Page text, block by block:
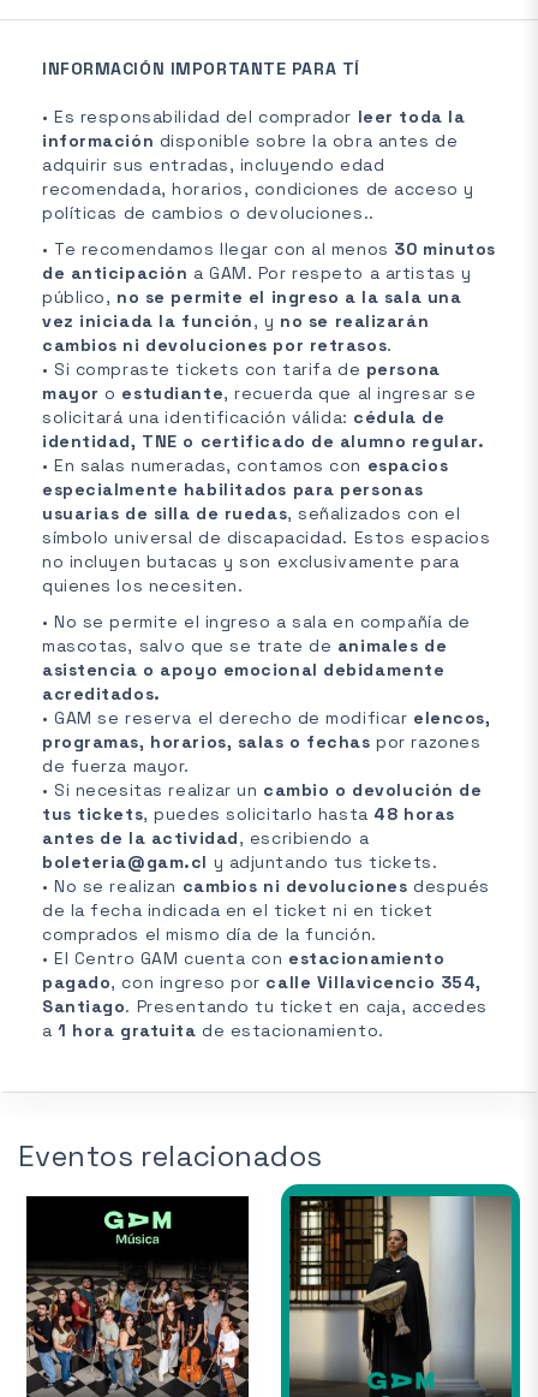
INFORMACIÓN IMPORTANTE PARA TÍ
• Es responsabilidad del comprador leer toda la
información disponible sobre la obra antes de
adquirir sus entradas, incluyendo edad
recomendada, horarios, condiciones de acceso y
políticas de cambios o devoluciones..
• Te recomendamos llegar con al menos 30 minutos
de anticipación a GAM. Por respeto a artistas y
público, no se permite el ingreso a la sala una
vez iniciada la función, y no se realizarán
cambios ni devoluciones por retrasos.
• Si compraste tickets con tarifa de persona
mayoro estudiante, recuerda que al ingresar se
solicitará una identificación válida: cédula de
identidad, TNE o certificado de alumno regular.
• En salas numeradas, contamos con espacios
especialmente habilitados para personas
usuarias de silla de ruedas, señalizados con el
símbolo universal de discapacidad. Estos espacios
no incluyen butacas y son exclusivamente para
quienes los necesiten.
• No se permite el ingreso a sala en compañía de
mascotas, salvo que se trate de animales de
asistencia o apoyo emocional debidamente
acreditados.
• GAM se reserva el derecho de modificar elencos,
programas, horarios, salas o fechas por razones
de fuerza mayor.
• Si necesitas realizar un cambio o devolución de
tus tickets, puedes solicitarlo hasta 48 horas
antes de la actividad, escribiendo a
boleteria@gam.cl y adjuntando tus tickets.
• No se realizan cambios ni devoluciones después
de la fecha indicada en el ticket ni en ticket
comprados el mismo día de la función.
• El Centro GAM cuenta con estacionamiento
pagado, con ingreso por calle Villavicencio 354,
Santiago. Presentando tu ticket en caja, accedes
a1 hora gratuita de estacionamiento.
Eventos relacionados